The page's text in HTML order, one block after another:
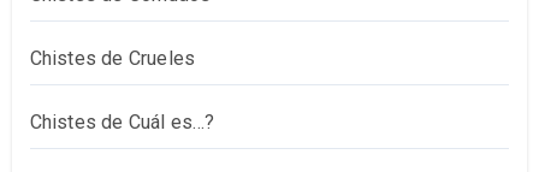
Chistes de Crueles
Chistes de Cuál es…?